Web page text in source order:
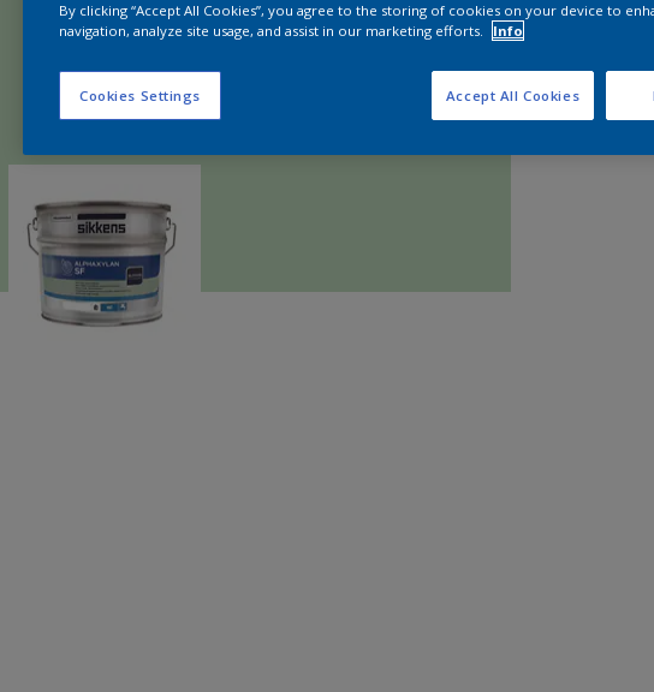
By clicking “Accept All Cookies”, you agree to the storing of cookies on your device to
navigation, analyze site usage, and assist in our marketing efforts.
Info
Cookies Settings Accept All Cookies